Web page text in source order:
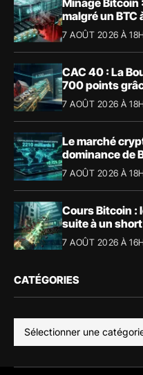
malgré un BTC
7 AOÛT 2026 À
CAC 40 : La
700 points
7 AOÛT 2026 À
Le marché
dominance de
7 AOÛT 2026 À
Cours Bitcoin :
suite à un
7 AOÛT 2026 À
CATÉGORIES